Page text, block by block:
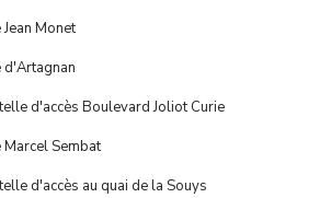
Monet
d'Artagnan
d'accès Boulevard Joliot Curie
Marcel Sembat
d'accès au quai de la Souys